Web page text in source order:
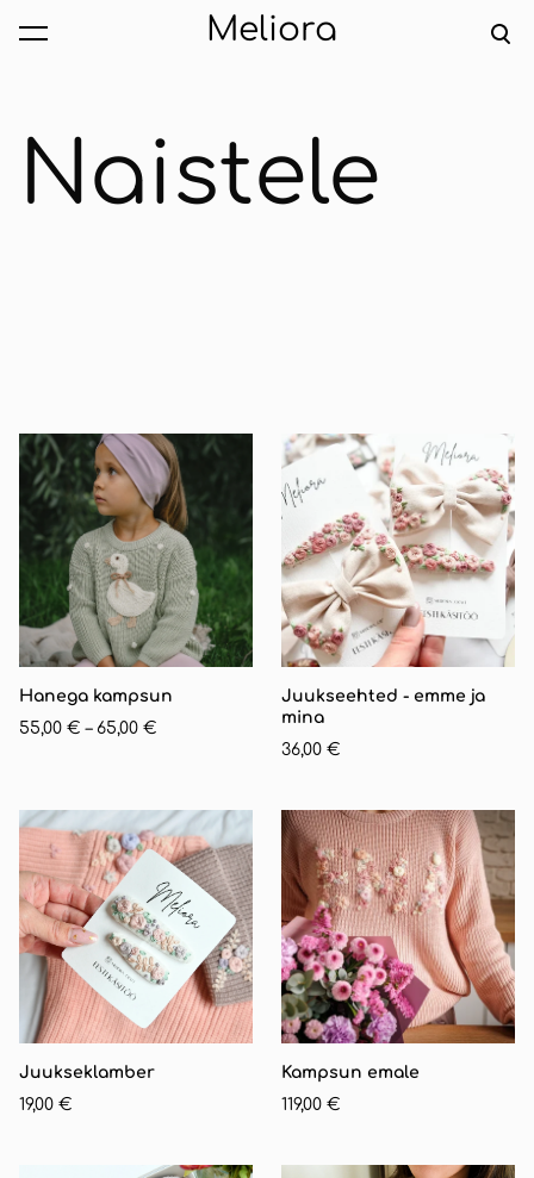
Meliora
lisati ostukorvi. Vaata ostukorvi
Naistele
Hanega kampsun
55,00 € – 65,00 €
Juukseehted - emme ja
mina
36,00 €
Juukseklamber
19,00 €
Kampsun emale
119,00 €